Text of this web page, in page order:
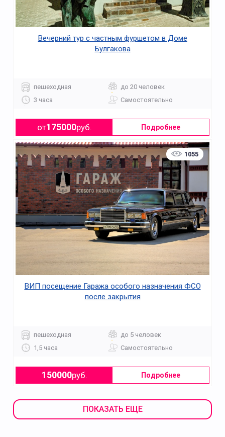
Вечерний тур с частным фуршетом в Доме
Булгакова
пешеходная
до 20 человек
3 часа
Самостоятельно
от175000руб. Подробнее
1055
ВИП посещение Гаража особого назначения ФСО
после закрытия
пешеходная
до 5 человек
1,5 часа
Самостоятельно
150000руб. Подробнее
ПОКАЗАТЬ ЕЩЕ